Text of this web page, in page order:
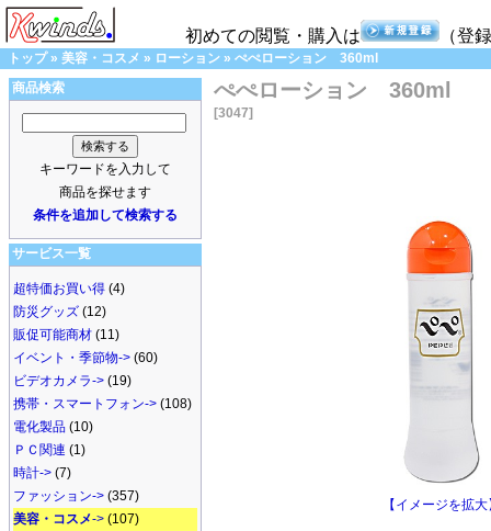
初めての閲覧・購入は （登
トップ» 美容・コスメ » ローション » ぺぺローション 360ml
商品検索
キーワードを入力して
商品を探せます
条件を追加して検索する
サービス一覧
超特価お買い得 (4)
防災グッズ (12)
販促可能商材 (11)
イベント・季節物-> (60)
ビデオカメラ-> (19)
携帯・スマートフォン-> (108)
電化製品 (10)
ＰＣ関連 (1)
時計-> (7)
ファッション-> (357)
美容・コスメ-> (107)
ぺぺローション 360ml
[3047]
【イメージを拡大